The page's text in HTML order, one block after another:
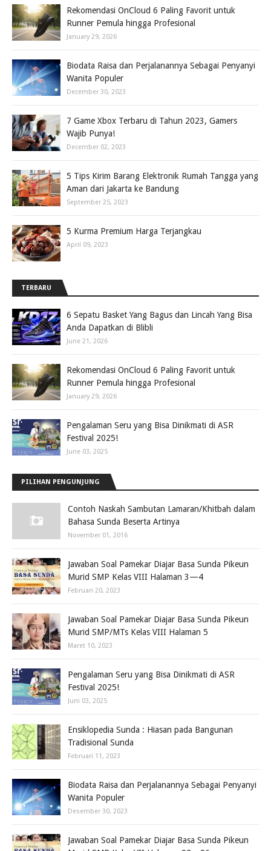
Rekomendasi OnCloud 6 Paling Favorit untuk
Runner Pemula hingga Profesional
January 29, 2026
Biodata Raisa dan Perjalanannya Sebagai Penyanyi
Wanita Populer
December 30, 2023
7 Game Xbox Terbaru di Tahun 2023, Gamers
Wajib Punya!
December 02, 2023
5 Tips Kirim Barang Elektronik Rumah Tangga yang
Aman dari Jakarta ke Bandung
September 25, 2023
5 Kurma Premium Harga Terjangkau
April 09, 2023
TERBARU
6 Sepatu Basket Yang Bagus dan Lincah Yang Bisa
Anda Dapatkan di Blibli
June 21, 2026
Rekomendasi OnCloud 6 Paling Favorit untuk
Runner Pemula hingga Profesional
January 29, 2026
Pengalaman Seru yang Bisa Dinikmati di ASR
Festival 2025!
June 03, 2025
PILIHAN PENGUNJUNG
Contoh Naskah Sambutan Lamaran/Khitbah dalam
Bahasa Sunda Beserta Artinya
November 01, 2016
Jawaban Soal Pamekar Diajar Basa Sunda Pikeun
Murid SMP Kelas VIII Halaman 3—4
Februari 20, 2023
Jawaban Soal Pamekar Diajar Basa Sunda Pikeun
Murid SMP/MTs Kelas VIII Halaman 5
Maret 10, 2023
Pengalaman Seru yang Bisa Dinikmati di ASR
Festival 2025!
Juni 03, 2025
Ensiklopedia Sunda : Hiasan pada Bangunan
Tradisional Sunda
Februari 11, 2023
Biodata Raisa dan Perjalanannya Sebagai Penyanyi
Wanita Populer
Desember 30, 2023
Jawaban Soal Pamekar Diajar Basa Sunda Pikeun